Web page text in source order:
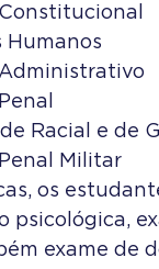
Humanos
Racial e de
Militar
os
psicológica,
exame de